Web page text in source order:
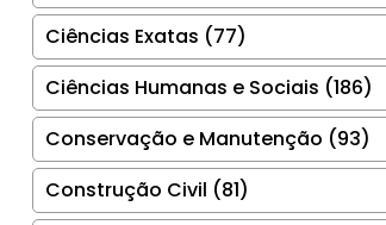
Ciências Exatas (77)
Ciências Humanas e Sociais (186)
Conservação e Manutenção (93)
Construção Civil (81)